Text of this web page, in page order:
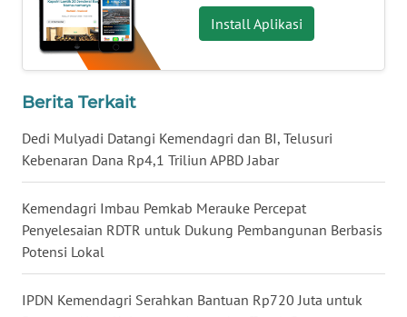
Install Aplikasi
Berita Terkait
Dedi Mulyadi Datangi Kemendagri dan BI, Telusuri
Kebenaran Dana Rp4,1 Triliun APBD Jabar
Kemendagri Imbau Pemkab Merauke Percepat
Penyelesaian RDTR untuk Dukung Pembangunan Berbasis
Potensi Lokal
IPDN Kemendagri Serahkan Bantuan Rp720 Juta untuk
WN
NUSANTARA
JOGJA
WN
WN
BALI
WN
KALBAR